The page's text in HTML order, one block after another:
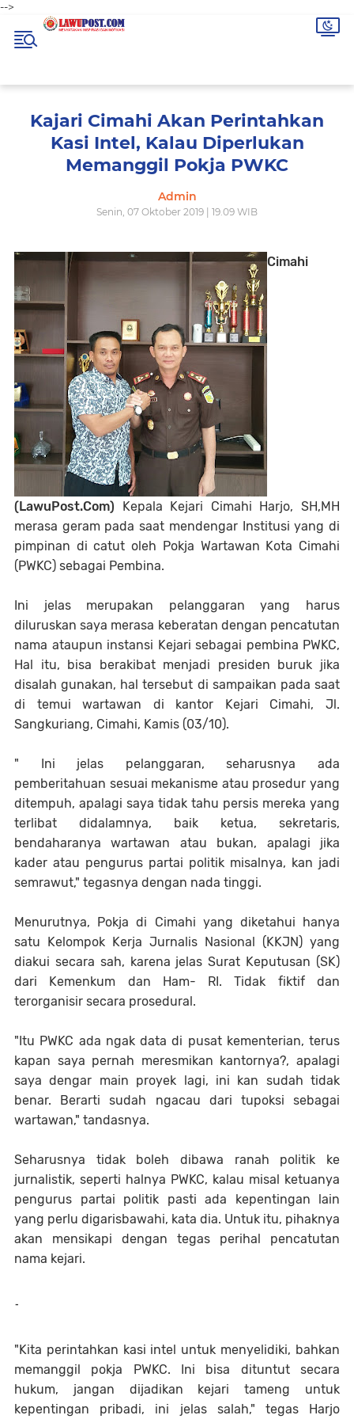
-->
Kajari Cimahi Akan Perintahkan
Kasi Intel, Kalau Diperlukan
Memanggil Pokja PWKC
Admin
Senin, 07 Oktober 2019 | 19.09 WIB
Cimahi
(LawuPost.Com) Kepala Kejari Cimahi Harjo, SH,MH
merasa geram pada saat mendengar Institusi yang di
pimpinan di catut oleh Pokja Wartawan Kota Cimahi
(PWKC) sebagai Pembina.
Ini jelas merupakan pelanggaran yang harus
diluruskan saya merasa keberatan dengan pencatutan
nama ataupun instansi Kejari sebagai pembina PWKC,
Hal itu, bisa berakibat menjadi presiden buruk jika
disalah gunakan, hal tersebut di sampaikan pada saat
di temui wartawan di kantor Kejari Cimahi, Jl.
Sangkuriang, Cimahi, Kamis (03/10).
" Ini jelas pelanggaran, seharusnya ada
pemberitahuan sesuai mekanisme atau prosedur yang
ditempuh, apalagi saya tidak tahu persis mereka yang
terlibat didalamnya, baik ketua, sekretaris,
bendaharanya wartawan atau bukan, apalagi jika
kader atau pengurus partai politik misalnya, kan jadi
semrawut," tegasnya dengan nada tinggi.
Menurutnya, Pokja di Cimahi yang diketahui hanya
satu Kelompok Kerja Jurnalis Nasional (KKJN) yang
diakui secara sah, karena jelas Surat Keputusan (SK)
dari Kemenkum dan Ham- RI. Tidak fiktif dan
terorganisir secara prosedural.
"Itu PWKC ada ngak data di pusat kementerian, terus
kapan saya pernah meresmikan kantornya?, apalagi
saya dengar main proyek lagi, ini kan sudah tidak
benar. Berarti sudah ngacau dari tupoksi sebagai
wartawan," tandasnya.
Seharusnya tidak boleh dibawa ranah politik ke
jurnalistik, seperti halnya PWKC, kalau misal ketuanya
pengurus partai politik pasti ada kepentingan lain
yang perlu digarisbawahi, kata dia. Untuk itu, pihaknya
akan mensikapi dengan tegas perihal pencatutan
nama kejari.
-
"Kita perintahkan kasi intel untuk menyelidiki, bahkan
memanggil pokja PWKC. Ini bisa dituntut secara
hukum, jangan dijadikan kejari tameng untuk
kepentingan pribadi, ini jelas salah," tegas Harjo